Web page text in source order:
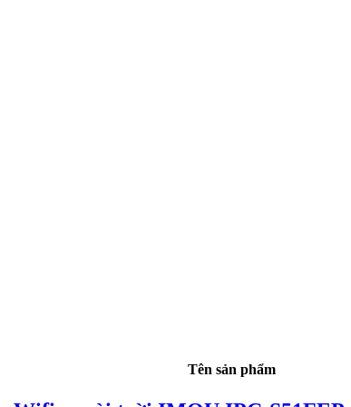
Tên sản phẩm